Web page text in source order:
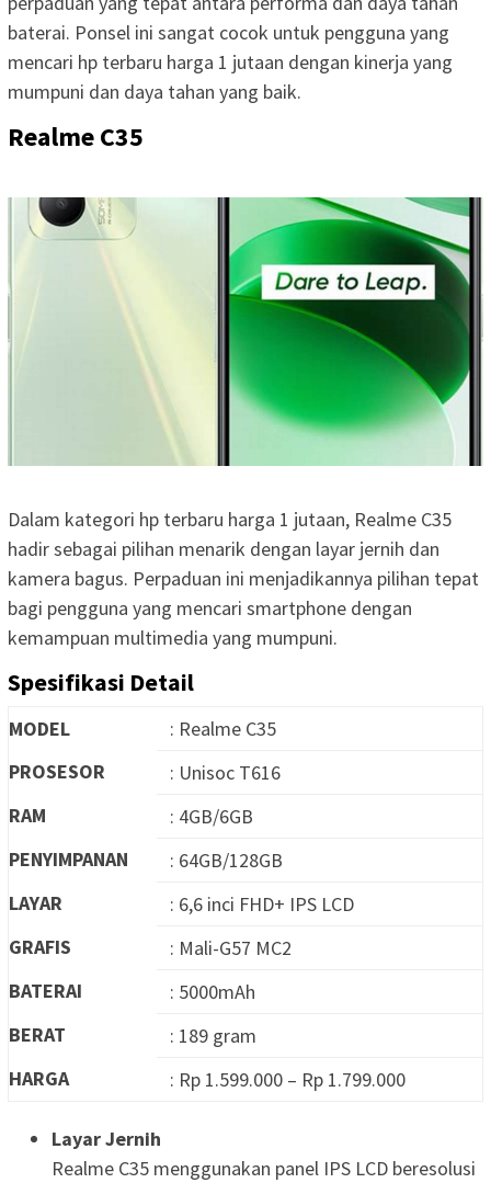
baterai. Ponsel ini sangat cocok untuk pengguna yang
mencari hp terbaru harga 1 jutaan dengan kinerja yang
mumpuni dan daya tahan yang baik.
Realme C35
Dalam kategori hp terbaru harga 1 jutaan, Realme C35
hadir sebagai pilihan menarik dengan layar jernih dan
kamera bagus. Perpaduan ini menjadikannya pilihan tepat
bagi pengguna yang mencari smartphone dengan
kemampuan multimedia yang mumpuni.
Spesifikasi Detail
MODEL
: Realme C35
PROSESOR
: Unisoc T616
RAM
: 4GB/6GB
PENYIMPANAN
: 64GB/128GB
LAYAR
: 6,6 inci FHD+ IPS LCD
GRAFIS
: Mali-G57 MC2
BATERAI
: 5000mAh
BERAT
: 189 gram
HARGA
: Rp 1.599.000 – Rp 1.799.000
Layar Jernih
Realme C35 menggunakan panel IPS LCD beresolusi